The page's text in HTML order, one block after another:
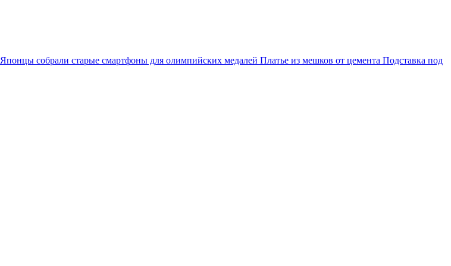
Японцы собрали старые смартфоны для олимпийских медалей Платье из мешков от цемента Подставка под